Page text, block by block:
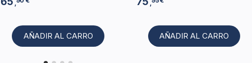
,
AÑADIR AL CARRO
,
AÑADIR AL CARRO